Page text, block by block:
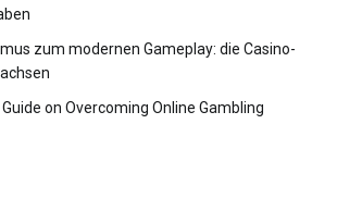
zum modernen Gameplay: die Casino-
on Overcoming Online Gambling